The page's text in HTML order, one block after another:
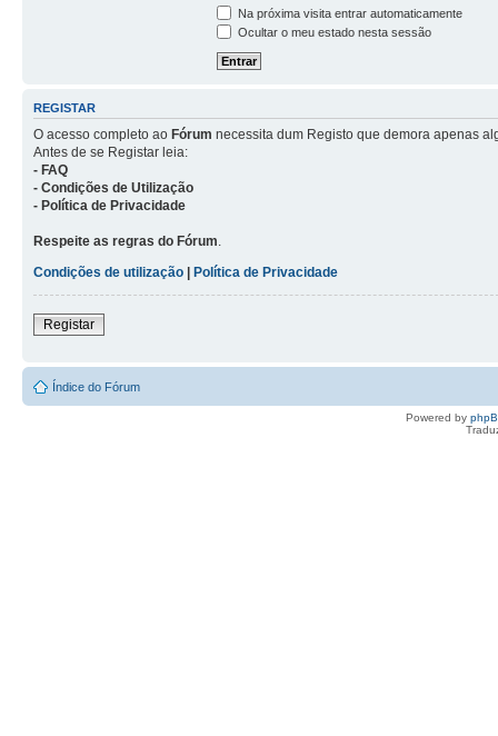
Na próxima visita entrar automaticamente
Ocultar o meu estado nesta sessão
REGISTAR
O acesso completo ao Fórum necessita dum Registo que demora apenas
Antes de se Registar leia:
- FAQ
- Condições de Utilização
- Política de Privacidade
Respeite as regras do Fórum
Condições de utilização | Política de Privacidade
Registar
Índice do Fórum
Powered by